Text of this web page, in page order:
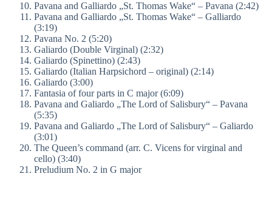
Pavana and Galliardo „St. Thomas Wake“ – Pavana (2:42)
Pavana and Galliardo „St. Thomas Wake“ – Galliardo
(3:19)
Pavana No. 2 (5:20)
Galiardo (Double Virginal) (2:32)
Galiardo (Spinettino) (2:43)
Galiardo (Italian Harpsichord – original) (2:14)
Galiardo (3:00)
Fantasia of four parts in C major (6:09)
Pavana and Galiardo „The Lord of Salisbury“ – Pavana
(5:35)
Pavana and Galiardo „The Lord of Salisbury“ – Galiardo
(3:01)
The Queen’s command (arr. C. Vicens for virginal and
cello) (3:40)
Preludium No. 2 in G major